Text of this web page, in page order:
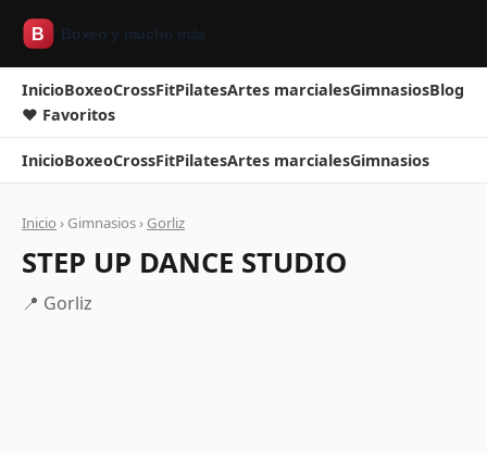
InicioBoxeoCrossFitPilatesArtes marcialesGimnasiosBlog
❤ Favoritos
InicioBoxeoCrossFitPilatesArtes marcialesGimnasios
Inicio › Gimnasios › Gorliz
STEP UP DANCE STUDIO
📍 Gorliz